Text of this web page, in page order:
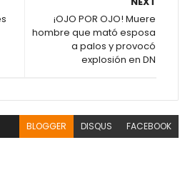
¡OJO POR OJO! Muere
hombre que mató esposa
a palos y provocó
explosión en DN
BLOGGER DISQUS FACEBOOK